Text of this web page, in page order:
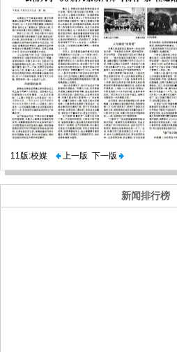
11版:校媒 上一版 下一版
新闻排行榜